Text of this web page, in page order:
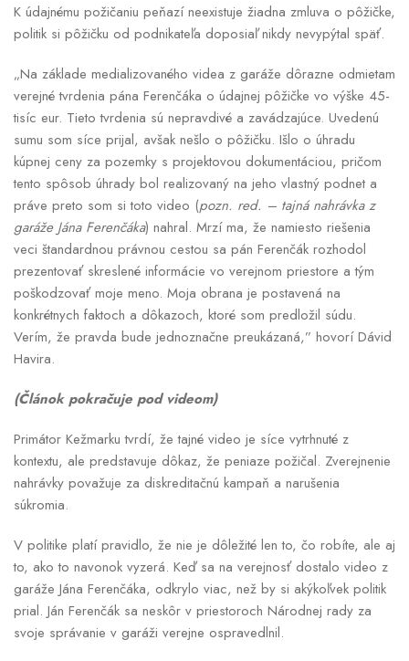
K údajnému požičaniu peňazí neexistuje žiadna zmluva o pôžičke,
politik si pôžičku od podnikateľa doposiaľ nikdy nevypýtal späť.
„Na základe medializovaného videa z garáže dôrazne odmietam
verejné tvrdenia pána Ferenčáka o údajnej pôžičke vo výške 45-
tisíc eur. Tieto tvrdenia sú nepravdivé a zavádzajúce. Uvedenú
sumu som síce prijal, avšak nešlo o pôžičku. Išlo o úhradu
kúpnej ceny za pozemky s projektovou dokumentáciou, pričom
tento spôsob úhrady bol realizovaný na jeho vlastný podnet a
práve preto som si toto video (pozn. red. – tajná nahrávka z
garáže Jána Ferenčáka) nahral. Mrzí ma, že namiesto riešenia
veci štandardnou právnou cestou sa pán Ferenčák rozhodol
prezentovať skreslené informácie vo verejnom priestore a tým
poškodzovať moje meno. Moja obrana je postavená na
konkrétnych faktoch a dôkazoch, ktoré som predložil súdu.
Verím, že pravda bude jednoznačne preukázaná,” hovorí Dávid
Havira.
(Článok pokračuje pod videom)
Primátor Kežmarku tvrdí, že tajné video je síce vytrhnuté z
kontextu, ale predstavuje dôkaz, že peniaze požičal. Zverejnenie
nahrávky považuje za diskreditačnú kampaň a narušenia
súkromia.
V politike platí pravidlo, že nie je dôležité len to, čo robíte, ale aj
to, ako to navonok vyzerá. Keď sa na verejnosť dostalo video z
garáže Jána Ferenčáka, odkrylo viac, než by si akýkoľvek politik
prial. Ján Ferenčák sa neskôr v priestoroch Národnej rady za
svoje správanie v garáži verejne ospravedlnil.